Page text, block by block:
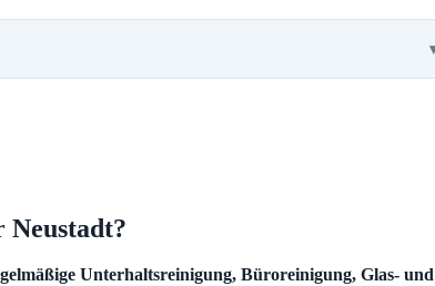
Neustadt?
Unterhaltsreinigung, Büroreinigung, Glas- und